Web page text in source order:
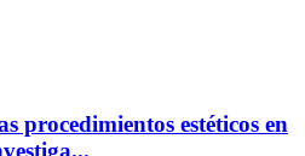
procedimientos estéticos en